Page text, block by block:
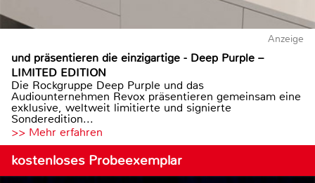
Anzeige
und präsentieren die einzigartige - Deep Purple –
LIMITED EDITION
Die Rockgruppe Deep Purple und das
Audiounternehmen Revox präsentieren gemeinsam eine
exklusive, weltweit limitierte und signierte
Sonderedition...
>> Mehr erfahren
kostenloses Probeexemplar